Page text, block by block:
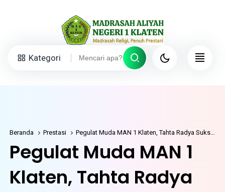
Kategori
Beranda Prestasi Pegulat Muda MAN 1 Klaten, Tahta Radya Sukses Naik Podium di Kejurkab Gulat 2026
Pegulat Muda MAN 1
Klaten, Tahta Radya